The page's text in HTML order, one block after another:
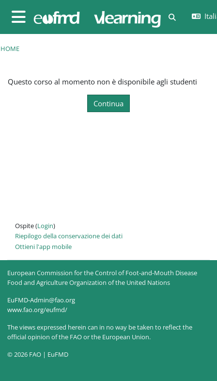
Pannello laterale
Attiva/
HOME
Questo corso al momento non è disponibile agli studenti
Continua
Ospite (Login)
Riepilogo della conservazione dei dati
Ottieni l'app mobile
European Commission for the Control of Foot-and-Mouth Disease
Food and Agriculture Organization of the United Nations
EuFMD-Admin@fao.org
www.fao.org/eufmd/
The views expressed herein can in no way be taken to reflect the
official opinion of the FAO or the European Union.
© 2026 FAO | EuFMD